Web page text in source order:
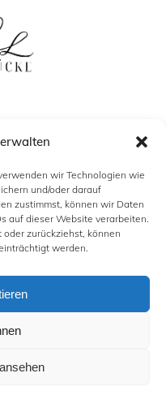
wir Technologien wie
und/oder darauf
zustimmst, können wir Daten
auf dieser Website verarbeiten.
zurückziehst, können
werden.